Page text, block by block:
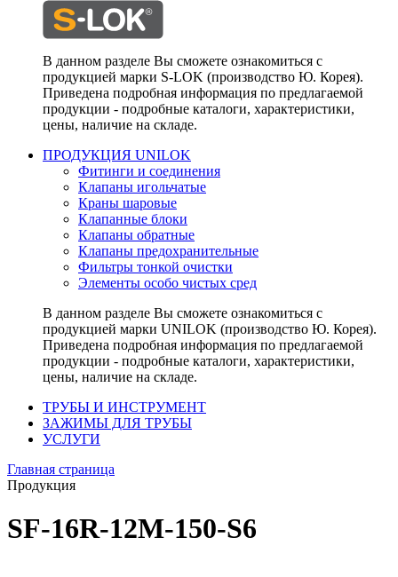
В данном разделе Вы сможете ознакомиться с
продукцией марки S-LOK (производство Ю. Корея).
Приведена подробная информация по предлагаемой
продукции - подробные каталоги, характеристики,
цены, наличие на складе.
ПРОДУКЦИЯ UNILOK
Фитинги и соединения
Клапаны игольчатые
Краны шаровые
Клапанные блоки
Клапаны обратные
Клапаны предохранительные
Фильтры тонкой очистки
Элементы особо чистых сред
В данном разделе Вы сможете ознакомиться с
продукцией марки UNILOK (производство Ю. Корея).
Приведена подробная информация по предлагаемой
продукции - подробные каталоги, характеристики,
цены, наличие на складе.
ТРУБЫ И ИНСТРУМЕНТ
ЗАЖИМЫ ДЛЯ ТРУБЫ
УСЛУГИ
Главная страница
Продукция
SF-16R-12M-150-S6